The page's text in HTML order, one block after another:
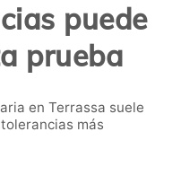
puede
prueba
en Terrassa suele
más